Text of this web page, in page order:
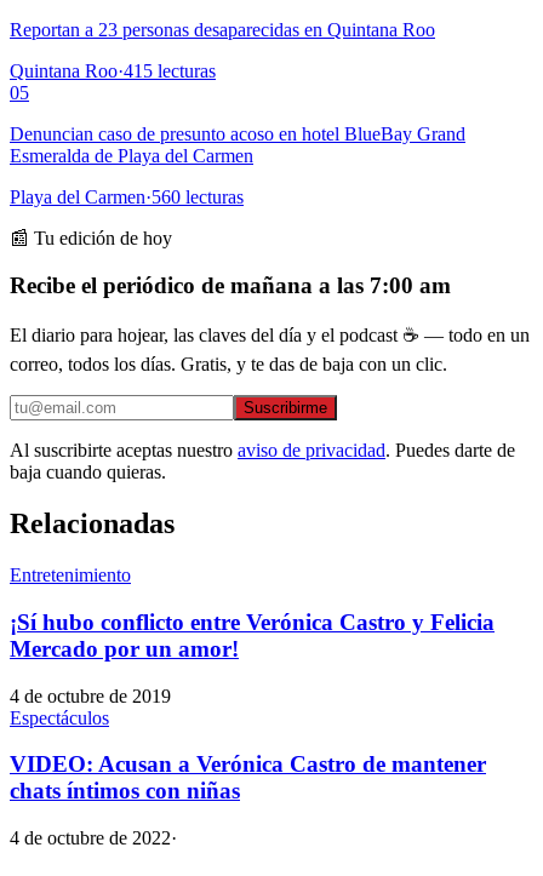
Reportan a 23 personas desaparecidas en Quintana Roo
Quintana Roo·415 lecturas
05
Denuncian caso de presunto acoso en hotel BlueBay Grand
Esmeralda de Playa del Carmen
Playa del Carmen·560 lecturas
📰 Tu edición de hoy
Recibe el periódico de mañana a las 7:00 am
El diario para hojear, las claves del día y el podcast ☕ — todo en un
correo, todos los días. Gratis, y te das de baja con un clic.
Suscribirme
Al suscribirte aceptas nuestro aviso de privacidad. Puedes darte de
baja cuando quieras.
Relacionadas
Entretenimiento
¡Sí hubo conflicto entre Verónica Castro y Felicia
Mercado por un amor!
4 de octubre de 2019
Espectáculos
VIDEO: Acusan a Verónica Castro de mantener
chats íntimos con niñas
4 de octubre de 2022·